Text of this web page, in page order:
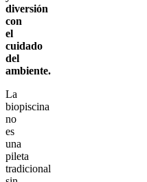
diversión
con
el
cuidado
del
ambiente.
La
biopiscina
no
es
una
pileta
tradicional